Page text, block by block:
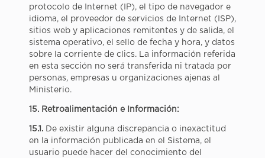
protocolo de Internet (IP), el tipo de navegador e
idioma, el proveedor de servicios de Internet (ISP),
sitios web y aplicaciones remitentes y de salida, el
sistema operativo, el sello de fecha y hora, y datos
sobre la corriente de clics. La información referida
en esta sección no será transferida ni tratada por
personas, empresas u organizaciones ajenas al
Ministerio.
15. Retroalimentación e Información:
15.1.De existir alguna discrepancia o inexactitud
en la información publicada en el Sistema, el
usuario puede hacer del conocimiento del